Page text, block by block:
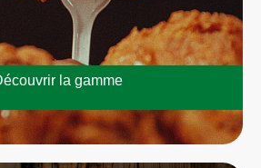
la gamme